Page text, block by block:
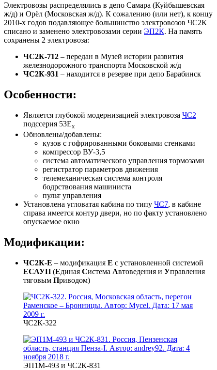
Электровозы распределялись в депо Самара (Куйбышевская
ж/д) и Орёл (Московская ж/д). К сожалению (или нет), к концу
2010-х годов подавляющее большинство электровозов ЧС2К
списано и заменено электровозами серии ЭП2К. На память
сохранены 2 электровоза:
ЧС2К-712 – передан в Музей истории развития
железнодорожного транспорта Московской ж/д
ЧС2К-931 – находится в резерве при депо Барабинск
Особенности:
Является глубокой модернизацией электровоза ЧС2
подссерия 53Eх
Обновлены/добавлены:
кузов с гофрированными боковыми стенками
компрессор ВУ-3,5
система автоматического управления тормозами
регистратор параметров движения
телемеханическая система контроля
бодрствования машиниста
пульт управления
Установлена угловатая кабина по типу ЧС7, в кабине
справа имеется контур двери, но по факту установлено
опускаемое окно
Модификации:
ЧС2К-Е – модификация Е с установленной системой
ЕСАУП (Единая Система Автоведения и Управления
тяговым Приводом)
ЧС2К-322
ЭП1М-493 и ЧС2К-831